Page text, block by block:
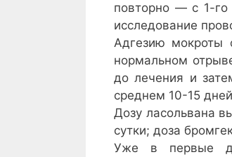
повторно — с 1-го
исследование
Адгезию мокроты
нормальном
до лечения и
среднем 10-15
Дозу ласольвана
сутки; доза
Уже в первые